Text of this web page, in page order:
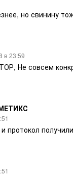
но свинину
в 23:59
Не совсем
протокол